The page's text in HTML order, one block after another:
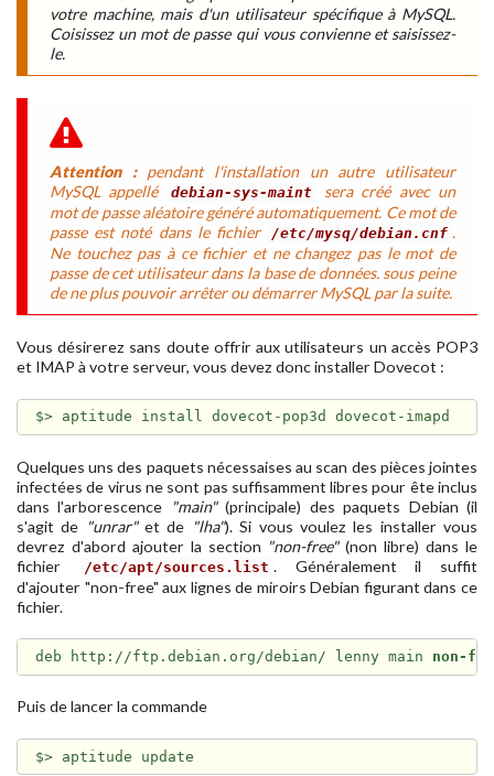
votre machine, mais d'un utilisateur spécifique à MySQL.
Coisissez un mot de passe qui vous convienne et saisissez-
le.
Attention :pendant l'installation un autre utilisateur
MySQL appellé
debian-sys-maint
sera créé avec un
mot de passe aléatoire généré automatiquement. Ce mot de
passe est noté dans le fichier
/etc/mysq/debian.cnf .
Ne touchez pas à ce fichier et ne changez pas le mot de
passe de cet utilisateur dans la base de données. sous peine
de ne plus pouvoir arrêter ou démarrer MySQL par la suite.
Vous désirerez sans doute offrir aux utilisateurs un accès POP3
et IMAP à votre serveur, vous devez donc installer Dovecot :
Quelques uns des paquets nécessaises au scan des pièces jointes
infectées de virus ne sont pas suffisamment libres pour ête inclus
dans l'arborescence
"main"(principale) des paquets Debian (il
s'agit de "unrar"et de "lha"). Si vous voulez les installer vous
devrez d'abord ajouter la section "non-free"(non libre) dans le
fichier
/etc/apt/sources.list . Généralement il suffit
d'ajouter "non-free" aux lignes de miroirs Debian figurant dans ce
fichier.
deb http://ftp.debian.org/debian/ lenny main non-
Puis de lancer la commande